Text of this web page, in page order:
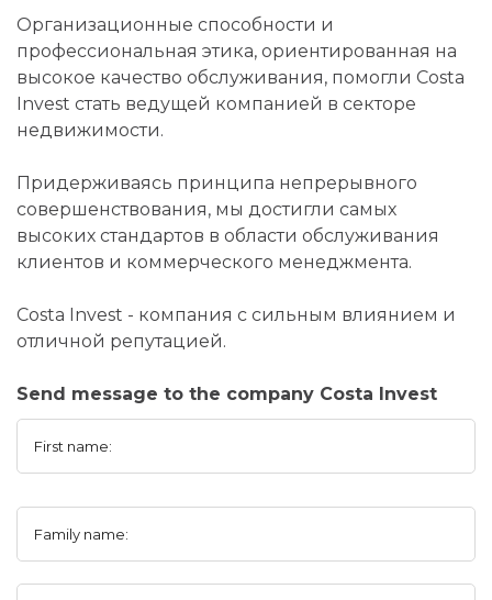
Организационные способности и
профессиональная этика, ориентированная на
высокое качество обслуживания, помогли Costa
Invest стать ведущей компанией в секторе
недвижимости.
Придерживаясь принципа непрерывного
совершенствования, мы достигли самых
высоких стандартов в области обслуживания
клиентов и коммерческого менеджмента.
Costa Invest - компания с сильным влиянием и
отличной репутацией.
Send message to the company Costa Invest
First name:
Family name: